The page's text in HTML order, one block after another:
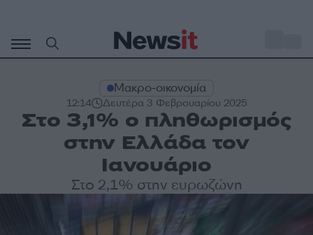
περιεχόμενο
Μακρο-οικονομία
12:14 Δευτέρα 3 Φεβρουαρίου 2025
Στο 3,1% ο πληθωρισμός
στην Ελλάδα τον
Ιανουάριο
Στο 2,1% στην ευρωζώνη